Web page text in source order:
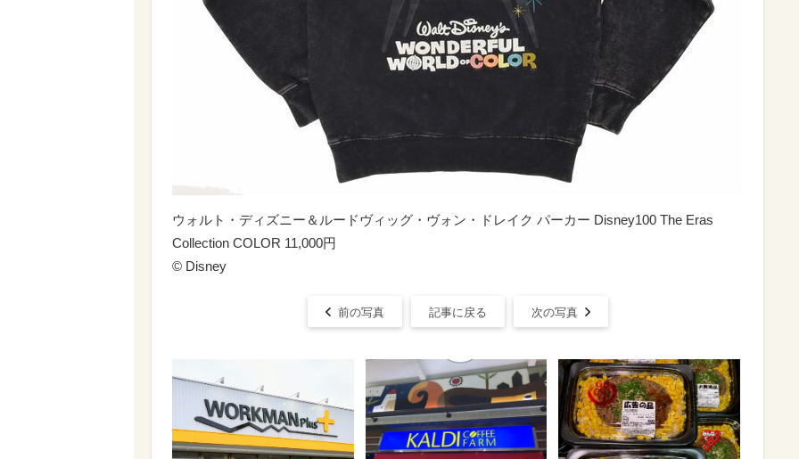
ウォルト・ディズニー＆ルードヴィッグ・ヴォン・ドレイク パーカー Disney100 The Eras
Collection COLOR 11,000円
© Disney
前の写真 記事に戻る 次の写真